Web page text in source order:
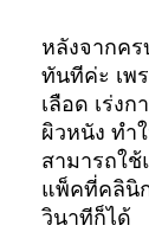
หลังจากคร
ทันทีค่ะ เพ
เลือด เร่ง
ผิวหนัง ทำ
สามารถใ
แพ็คที่คลินิ
วินาทีก็ได้